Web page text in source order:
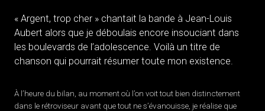
« Argent, trop cher » chantait la bande à Jean-Louis
Aubert alors que je déboulais encore insouciant dans
les boulevards de l’adolescence. Voilà un titre de
chanson qui pourrait résumer toute mon existence.
À l’heure du bilan, au moment où l’on voit tout bien distinctement
dans le rétroviseur avant que tout ne s’évanouisse, je réalise que